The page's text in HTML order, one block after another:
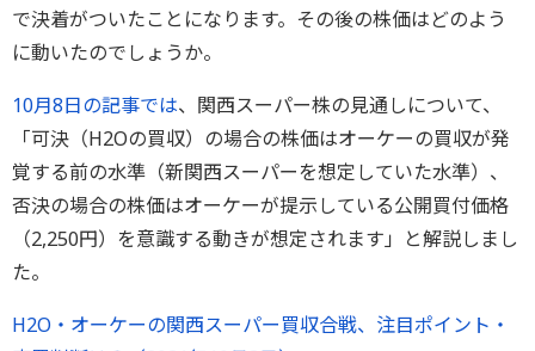
で決着がついたことになります。その後の株価はどのよう
に動いたのでしょうか。
10月8日の記事では、関西スーパー株の見通しについて、
「可決（H2Oの買収）の場合の株価はオーケーの買収が発
覚する前の水準（新関西スーパーを想定していた水準）、
否決の場合の株価はオーケーが提示している公開買付価格
（2,250円）を意識する動きが想定されます」と解説しまし
た。
H2O・オーケーの関西スーパー買収合戦、注目ポイント・